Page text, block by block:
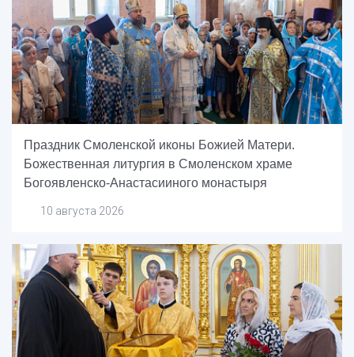
Праздник Смоленской иконы Божией Матери.
Божественная литургия в Смоленском храме
Богоявленско-Анастасииного монастыря
10 августа 2026